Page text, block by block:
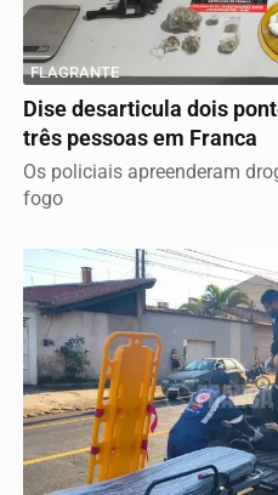
FLAGRANTE
Dise desarticula dois
três pessoas em Franca
Os policiais apreenderam
fogo